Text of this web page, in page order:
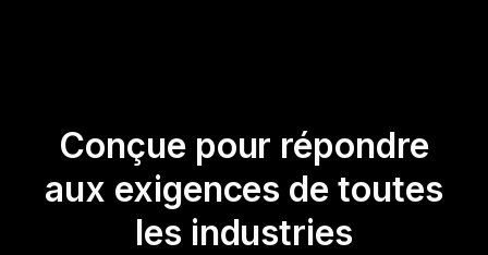
Conçue pour répondre
aux exigences de toutes
les industries